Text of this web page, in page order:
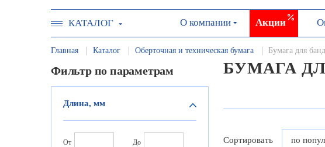
КАТАЛОГ О компании Акции
Главная Каталог Оберточная и техническая бумага Бумага для
Фильтр по параметрам
Длина, мм
От До
БУМАГА
Сортировать по